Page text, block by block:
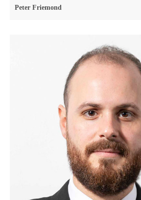
Peter Friemond